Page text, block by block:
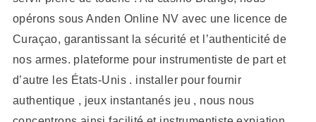
opérons sous Anden Online NV avec une licence de
Curaçao, garantissant la sécurité et l’authenticité de
nos armes. plateforme pour instrumentiste de part et
d’autre les États-Unis . installer pour fournir
authentique , jeux instantanés jeu , nous nous